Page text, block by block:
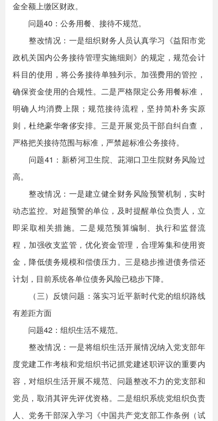
金全额上缴区财政。
问题40：公务用餐、接待不规范。
整改情况：一是组织财务人员认真学习《益阳市党
政机关国内公务接待管理实施细则》的规定，规范会计
科目的使用，将公务接待单独列示。加强费用的管控，
确保资金使用的合规性。二是严格限定公务用餐标准，
明确人均消费上限；规范接待流程，坚持简朴务实原
则，杜绝豪华奢侈安排。三是开展党员干部自纠自查，
严格把关接待范围与标准，严禁超标准公务接待。
问题41：新桥河卫生院、茈湖口卫生院财务风险过
高。
整改情况：一是建立健全财务风险预警机制，实时
动态监控。对超预警的单位，及时提醒单位负责人，立
即采取相关措施。二是规范预算编制、执行和监督流
程，加强收支监管，优化资金管理，合理筹集和使用资
金，降低债务规模和偿债压力。三是稳步推进债务偿还
计划，目前系统各单位债务风险已稳步下降。
（三）反馈问题：落实习近平新时代党的组织路线
有差距方面
问题42：组织生活不规范。
整改情况：一是将组织生活开展情况纳入党支部年
度党建工作考核和党组织书记抓党建述职评议的重要内
容，对组织生活开展不规范、问题整改不力的党支部和
党员，取消其评先评优资格。二是组织系统党组织负责
人、党务干部深入学习《中国共产党支部工作条例（试